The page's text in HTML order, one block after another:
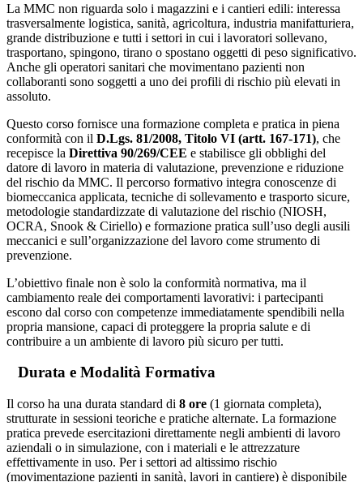
La MMC non riguarda solo i magazzini e i cantieri edili: interessa
trasversalmente logistica, sanità, agricoltura, industria manifatturiera,
grande distribuzione e tutti i settori in cui i lavoratori sollevano,
trasportano, spingono, tirano o spostano oggetti di peso significativo.
Anche gli operatori sanitari che movimentano pazienti non
collaboranti sono soggetti a uno dei profili di rischio più elevati in
assoluto.
Questo corso fornisce una formazione completa e pratica in piena
conformità con il D.Lgs. 81/2008, Titolo VI (artt. 167-171), che
recepisce la Direttiva 90/269/CEE e stabilisce gli obblighi del
datore di lavoro in materia di valutazione, prevenzione e riduzione
del rischio da MMC. Il percorso formativo integra conoscenze di
biomeccanica applicata, tecniche di sollevamento e trasporto sicure,
metodologie standardizzate di valutazione del rischio (NIOSH,
OCRA, Snook & Ciriello) e formazione pratica sull’uso degli ausili
meccanici e sull’organizzazione del lavoro come strumento di
prevenzione.
L’obiettivo finale non è solo la conformità normativa, ma il
cambiamento reale dei comportamenti lavorativi: i partecipanti
escono dal corso con competenze immediatamente spendibili nella
propria mansione, capaci di proteggere la propria salute e di
contribuire a un ambiente di lavoro più sicuro per tutti.
Durata e Modalità Formativa
Il corso ha una durata standard di 8 ore (1 giornata completa),
strutturate in sessioni teoriche e pratiche alternate. La formazione
pratica prevede esercitazioni direttamente negli ambienti di lavoro
aziendali o in simulazione, con i materiali e le attrezzature
effettivamente in uso. Per i settori ad altissimo rischio
(movimentazione pazienti in sanità, lavori in cantiere) è disponibile